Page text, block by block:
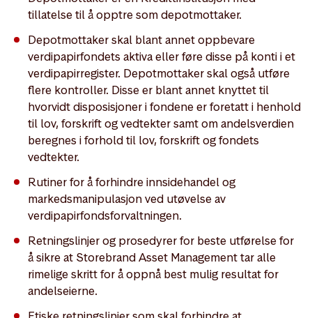
tillatelse til å opptre som depotmottaker.
Depotmottaker skal blant annet oppbevare
verdipapirfondets aktiva eller føre disse på konti i et
verdipapirregister. Depotmottaker skal også utføre
flere kontroller. Disse er blant annet knyttet til
hvorvidt disposisjoner i fondene er foretatt i henhold
til lov, forskrift og vedtekter samt om andelsverdien
beregnes i forhold til lov, forskrift og fondets
vedtekter.
Rutiner for å forhindre innsidehandel og
markedsmanipulasjon ved utøvelse av
verdipapirfondsforvaltningen.
Retningslinjer og prosedyrer for beste utførelse for
å sikre at Storebrand Asset Management tar alle
rimelige skritt for å oppnå best mulig resultat for
andelseierne.